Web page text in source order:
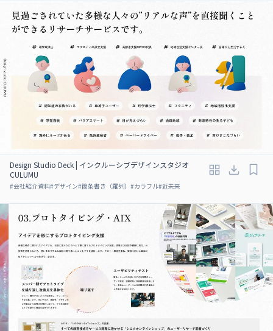
Design Studio Deck | インクルーシブデザインスタジオ
CULUMU
#会社紹介資料#デザイン#箇条書き（羅列） #カラフル#近未来